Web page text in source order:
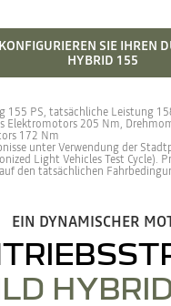
KONFIGURIEREN SIE IHREN
HYBRID 155
155 PS, tatsächliche Leistung
Elektromotors 205 Nm,
172 Nm
unter Verwendung der
Light Vehicles Test Cycle).
den tatsächlichen
EIN DYNAMISCHER